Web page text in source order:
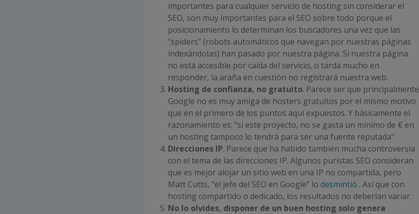
importantes para cualquier servicio de hosting sin considerar el
SEO, son muy importantes para el SEO sobre todo porque el
posicionamiento lo determinan los buscadores una vez que las
“spiders” (robots automáticos que navegan por nuestras páginas
indexándolas) han pasado por nuestra página. Si nuestra página
no está accesible por caída del servicio, o tarda mucho en
responder, la araña en cuestión no registrará nuestra web.
Hosting de confianza, no gratuito. Parece ser que principalmente
Google no es muy amiga de hosters gratuitos por el mismo motivo
que en el primero de los puntos aquí expuestos. Y básicamente el
razonamiento es: “si este proyecto, no se gasta un mínimo de € en
un hosting tampoco lo tendrá para ser una fuente reputada”.
Direcciones IP. Parece que ha habido también mucha controversia
con el tema de las direcciones IP. Algunos puristas SEO consideran
que es mejor alojar un sitio web en una IP no compartida, pero
Matt Cutts, “el jefe del SEO en Google” lo desmintió . Así que con
hosting compartido o dedicado, los resultados no deberían variar.
No lo olvides, disponer de un buen hosting solo genera